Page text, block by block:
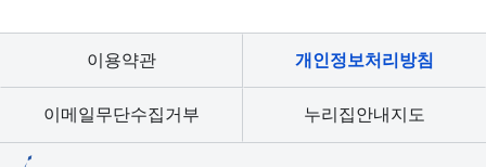
이용약관 개인정보처리방침
이메일무단수집거부 누리집안내지도